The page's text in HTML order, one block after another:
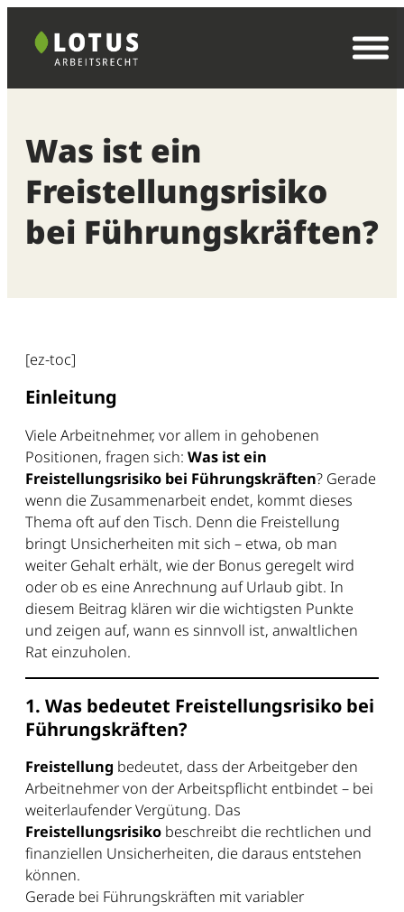
Inhalt
springen
Was ist ein
Freistellungsrisiko
bei Führungskräften?
[ez-toc]
Einleitung
Viele Arbeitnehmer, vor allem in gehobenen
Positionen, fragen sich: Was ist ein
Freistellungsrisiko bei Führungskräften? Gerade
wenn die Zusammenarbeit endet, kommt dieses
Thema oft auf den Tisch. Denn die Freistellung
bringt Unsicherheiten mit sich – etwa, ob man
weiter Gehalt erhält, wie der Bonus geregelt wird
oder ob es eine Anrechnung auf Urlaub gibt. In
diesem Beitrag klären wir die wichtigsten Punkte
und zeigen auf, wann es sinnvoll ist, anwaltlichen
Rat einzuholen.
1. Was bedeutet Freistellungsrisiko bei
Führungskräften?
Freistellung bedeutet, dass der Arbeitgeber den
Arbeitnehmer von der Arbeitspflicht entbindet – bei
weiterlaufender Vergütung. Das
Freistellungsrisiko beschreibt die rechtlichen und
finanziellen Unsicherheiten, die daraus entstehen
können.
Gerade bei Führungskräften mit variabler